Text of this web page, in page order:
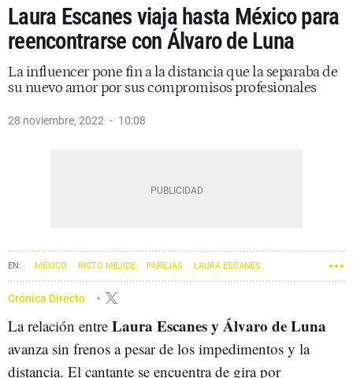
Laura Escanes viaja hasta México para
reencontrarse con Álvaro de Luna
La influencer pone fin a la distancia que la separaba de
su nuevo amor por sus compromisos profesionales
28 noviembre, 2022 10:08
MÉXICO RISTO MEJIDE PAREJAS LAURA ESCANES
Crónica Directo
La relación entre Laura Escanes y Álvaro de Luna
avanza sin frenos a pesar de los impedimentos y la
distancia. El cantante se encuentra de gira por